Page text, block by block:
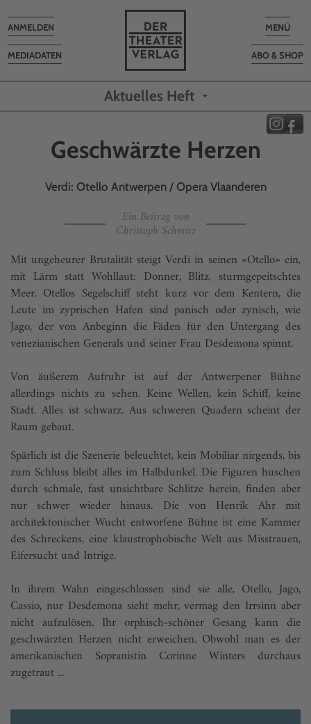
Toggle
MENÜ
ABO & SHOP
MEDIADATEN
Toggle
navigation
ANMELDEN
Aktuelles Heft
Geschwärzte Herzen
Verdi: Otello Antwerpen / Opera Vlaanderen
Ein Beitrag von
Christoph Schmitz
Mit ungeheurer Brutalität steigt Verdi in seinen «Otello» ein,
mit Lärm statt Wohllaut: Donner, Blitz, sturmgepeitschtes
Meer. Otellos Segelschiff steht kurz vor dem Kentern, die
Leute im zyprischen Hafen sind panisch oder zynisch, wie
Jago, der von Anbeginn die Fäden für den Untergang des
venezianischen Generals und seiner Frau Desdemona spinnt.
Von äußerem Aufruhr ist auf der Antwerpener Bühne
allerdings nichts zu sehen. Keine Wellen, kein Schiff, keine
Stadt. Alles ist schwarz. Aus schweren Quadern scheint der
Raum gebaut.
Spärlich ist die Szenerie beleuchtet, kein Mobiliar nirgends, bis
zum Schluss bleibt alles im Halbdunkel. Die Figuren huschen
durch schmale, fast unsichtbare Schlitze herein, finden aber
nur schwer wieder hinaus. Die von Henrik Ahr mit
architektonischer Wucht entworfene Bühne ist eine Kammer
des Schreckens, eine klaustrophobische Welt aus Misstrauen,
Eifersucht und Intrige.
In ihrem Wahn eingeschlossen sind sie alle, Otello, Jago,
Cassio, nur Desdemona sieht mehr, vermag den Irrsinn aber
nicht aufzulösen. Ihr orphisch-schöner Gesang kann die
geschwärzten Herzen nicht erweichen. Obwohl man es der
amerikanischen Sopranistin Corinne Winters durchaus
zugetraut ...